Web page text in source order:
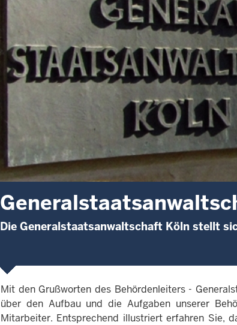
Die Generalstaatsanwaltschaft Köln stellt
Mit den Grußworten des Behördenleiters -
über den Aufbau und die Aufgaben unserer
Mitarbeiter. Entsprechend illustriert erfahren Sie,